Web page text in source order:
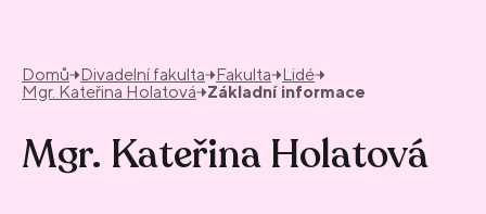
Domů Divadelní fakulta Fakulta
Lidé
Mgr. Kateřina Holatová
Základní informace
Mgr. Kateřina Holatová